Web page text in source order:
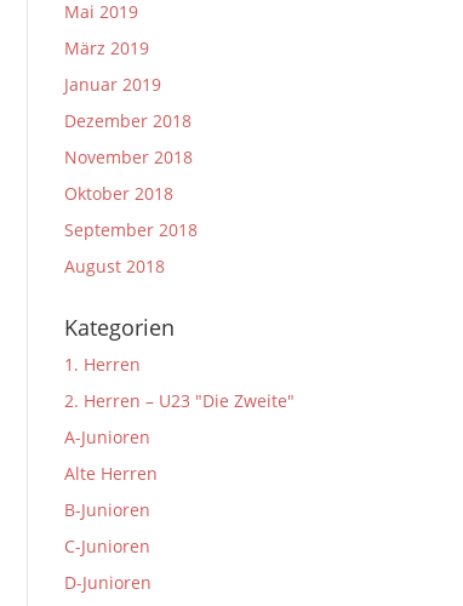
Mai 2019
März 2019
Januar 2019
Dezember 2018
November 2018
Oktober 2018
September 2018
August 2018
Kategorien
1. Herren
2. Herren – U23 "Die Zweite"
A-Junioren
Alte Herren
B-Junioren
C-Junioren
D-Junioren